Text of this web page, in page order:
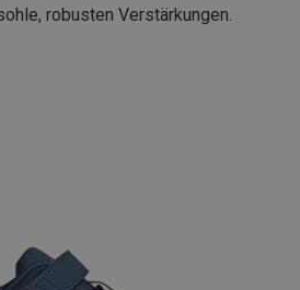
robusten Verstärkungen.